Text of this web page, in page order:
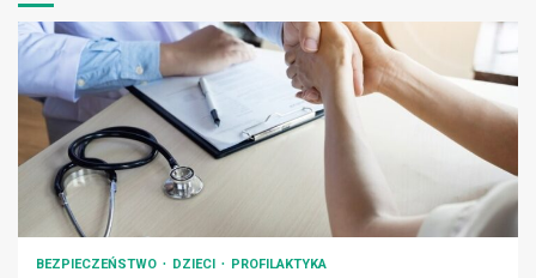
BEZPIECZEŃSTWO DZIECI PROFILAKTYKA